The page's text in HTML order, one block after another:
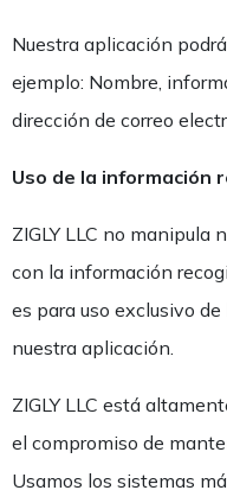
Nuestra aplicación
ejemplo: Nombre,
dirección de correo
Uso de la información
ZIGLY LLC no manipula
con la información
es para uso exclusivo
nuestra aplicación.
ZIGLY LLC está
el compromiso de
Usamos los sistemas